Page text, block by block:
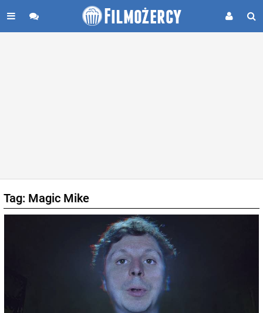
Tag: Magic Mike